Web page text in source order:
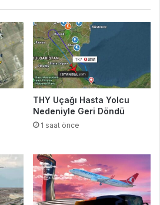
THY Uçağı Hasta Yolcu
Nedeniyle Geri Döndü
1 saat önce